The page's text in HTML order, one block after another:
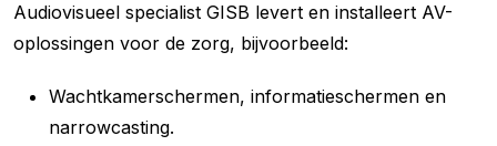
Audiovisueel specialist GISB levert en installeert AV-
oplossingen voor de zorg, bijvoorbeeld:
Wachtkamerschermen, informatieschermen en
narrowcasting.